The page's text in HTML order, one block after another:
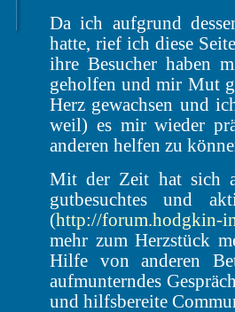
Da ich aufgrund
hatte, rief ich diese
ihre Besucher haben
geholfen und mir Mut
Herz gewachsen und
weil) es mir wieder
anderen helfen zu
Mit der Zeit hat sich
gutbesuchtes und
(http://forum.hodgkin-
mehr zum Herzstück
Hilfe von anderen
aufmunterndes
und hilfsbereite